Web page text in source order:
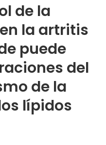
de la
la artritis
puede
del
de la
lípidos